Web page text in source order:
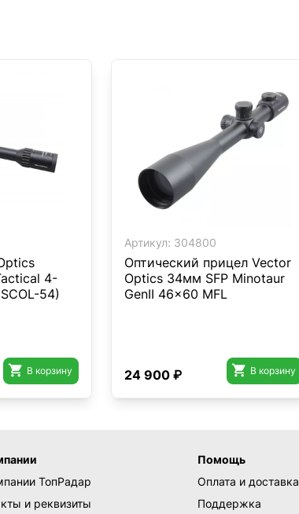
4-
54)
 В корзину
Артикул: 304800
Оптический прицел Vector
Optics 34мм SFP Minotaur
GenII 46x60 MFL
24 900 ₽  В корзину
ТопРадар
и реквизиты
Помощь
Оплата и доставка
Поддержка